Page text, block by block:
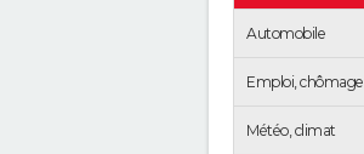
Automobile
Emploi, chômage
Météo, climat